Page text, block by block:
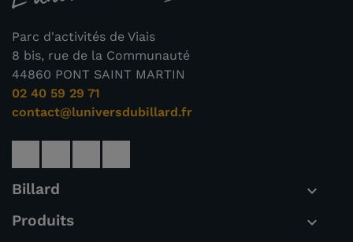
Parc d'activités de Viais
8 bis, rue de la Communauté
44860 PONT SAINT MARTIN
02 40 59 29 71
contact@luniversdubillard.fr
Billard 
Produits 